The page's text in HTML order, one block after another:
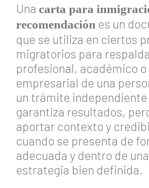
Una carta para
recomendación es un
que se utiliza en ciertos
migratorios para
profesional, académico o
empresarial de una
un trámite independiente
garantiza resultados,
aportar contexto y
cuando se presenta de
adecuada y dentro de una
estrategia bien definida.